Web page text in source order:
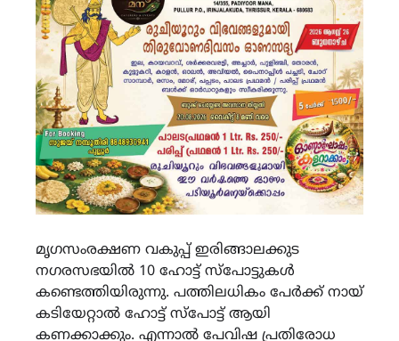
മൃഗസംരക്ഷണ വകുപ്പ് ഇരിങ്ങാലക്കുട
നഗരസഭയിൽ 10 ഹോട്ട് സ്പോട്ടുകൾ
കണ്ടെത്തിയിരുന്നു. പത്തിലധികം പേര്‍ക്ക് നായ്
കടിയേറ്റാല്‍ ഹോട്ട്‌ സ്പോട്ട് ആയി
കണക്കാക്കും. എന്നാൽ പേവിഷ പ്രതിരോധ